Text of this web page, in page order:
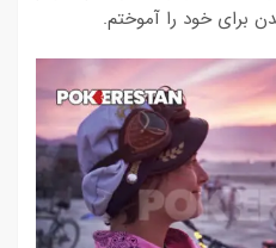
برای خود را آموختم.